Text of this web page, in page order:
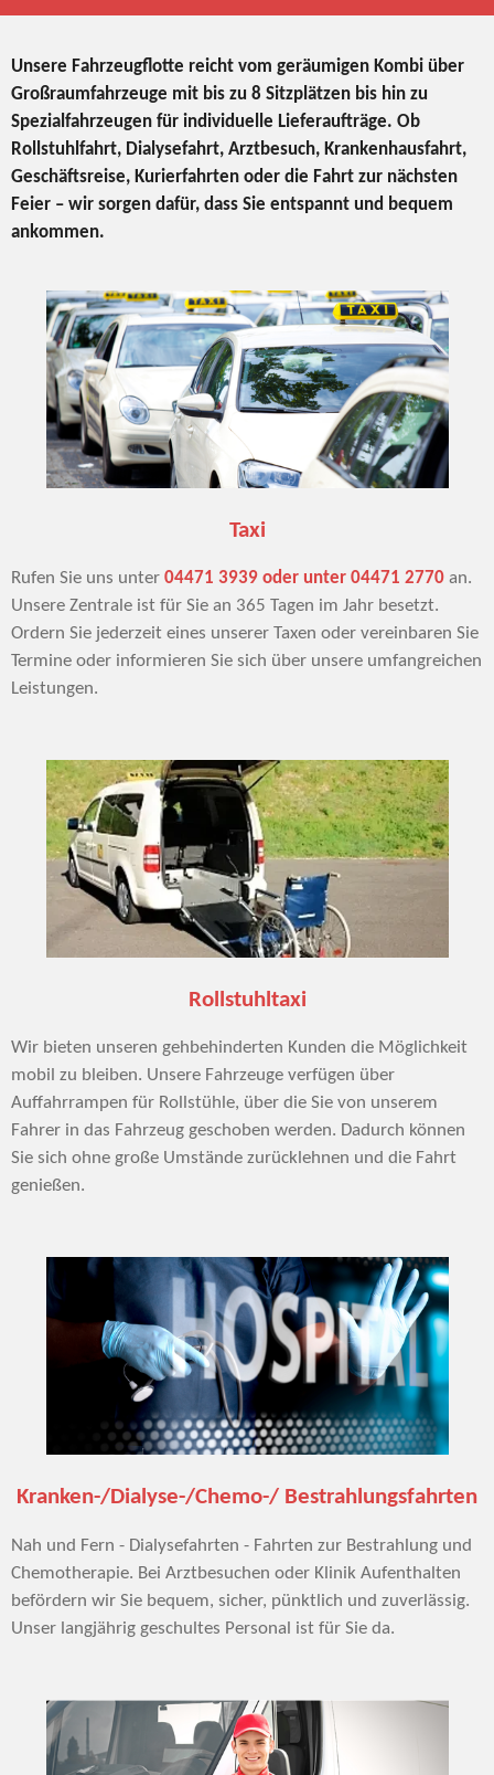
Unsere Fahrzeugflotte reicht vom geräumigen Kombi über
Großraumfahrzeuge mit bis zu 8 Sitzplätzen bis hin zu
Spezialfahrzeugen für individuelle Lieferaufträge. Ob
Rollstuhlfahrt, Dialysefahrt, Arztbesuch, Krankenhausfahrt,
Geschäftsreise, Kurierfahrten oder die Fahrt zur nächsten
Feier – wir sorgen dafür, dass Sie entspannt und bequem
ankommen.
Taxi
Rufen Sie uns unter 04471 3939 oder unter 04471 2770 an.
Unsere Zentrale ist für Sie an 365 Tagen im Jahr besetzt.
Ordern Sie jederzeit eines unserer Taxen oder vereinbaren Sie
Termine oder informieren Sie sich über unsere umfangreichen
Leistungen.
Rollstuhltaxi
Wir bieten unseren gehbehinderten Kunden die Möglichkeit
mobil zu bleiben. Unsere Fahrzeuge verfügen über
Auffahrrampen für Rollstühle, über die Sie von unserem
Fahrer in das Fahrzeug geschoben werden. Dadurch können
Sie sich ohne große Umstände zurücklehnen und die Fahrt
genießen.
Kranken-/Dialyse-/Chemo-/ Bestrahlungsfahrten
Nah und Fern - Dialysefahrten - Fahrten zur Bestrahlung und
Chemotherapie. Bei Arztbesuchen oder Klinik Aufenthalten
befördern wir Sie bequem, sicher, pünktlich und zuverlässig.
Unser langjährig geschultes Personal ist für Sie da.